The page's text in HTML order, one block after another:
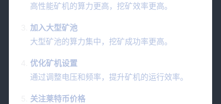
高性能矿机的算力更高，挖矿效率更高。
加入大型矿池
大型矿池的算力集中，挖矿成功率更高。
优化矿机设置
通过调整电压和频率，提升矿机的运行效率。
关注莱特币价格